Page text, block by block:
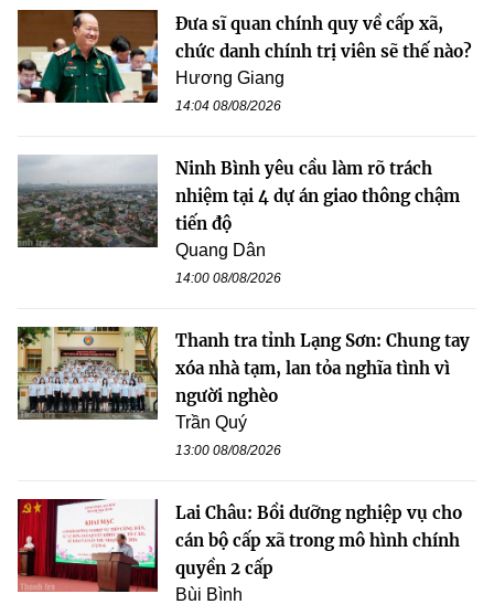
Đưa sĩ quan chính quy về cấp xã,
chức danh chính trị viên sẽ thế nào?
Hương Giang
14:04 08/08/2026
Ninh Bình yêu cầu làm rõ trách
nhiệm tại 4 dự án giao thông chậm
tiến độ
Quang Dân
14:00 08/08/2026
Thanh tra tỉnh Lạng Sơn: Chung tay
xóa nhà tạm, lan tỏa nghĩa tình vì
người nghèo
Trần Quý
13:00 08/08/2026
Lai Châu: Bồi dưỡng nghiệp vụ cho
cán bộ cấp xã trong mô hình chính
quyền 2 cấp
Bùi Bình